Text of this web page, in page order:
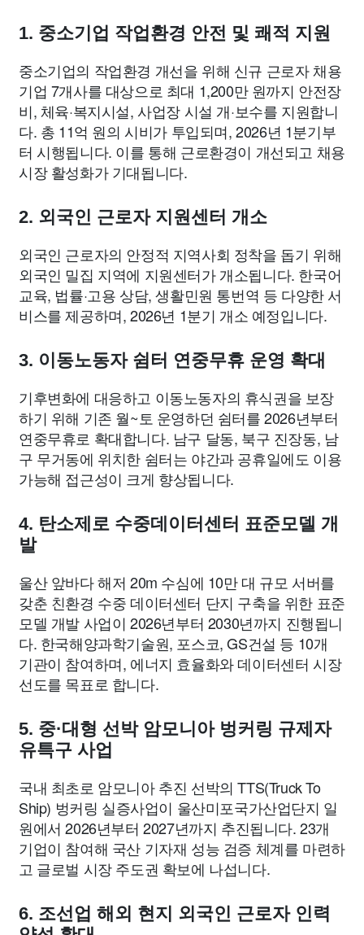
1. 중소기업 작업환경 안전 및 쾌적 지원
중소기업의 작업환경 개선을 위해 신규 근로자 채용
기업 7개사를 대상으로 최대 1,200만 원까지 안전장
비, 체육·복지시설, 사업장 시설 개·보수를 지원합니
다. 총 11억 원의 시비가 투입되며, 2026년 1분기부
터 시행됩니다. 이를 통해 근로환경이 개선되고 채용
시장 활성화가 기대됩니다.
2. 외국인 근로자 지원센터 개소
외국인 근로자의 안정적 지역사회 정착을 돕기 위해
외국인 밀집 지역에 지원센터가 개소됩니다. 한국어
교육, 법률·고용 상담, 생활민원 통번역 등 다양한 서
비스를 제공하며, 2026년 1분기 개소 예정입니다.
3. 이동노동자 쉼터 연중무휴 운영 확대
기후변화에 대응하고 이동노동자의 휴식권을 보장
하기 위해 기존 월~토 운영하던 쉼터를 2026년부터
연중무휴로 확대합니다. 남구 달동, 북구 진장동, 남
구 무거동에 위치한 쉼터는 야간과 공휴일에도 이용
가능해 접근성이 크게 향상됩니다.
4. 탄소제로 수중데이터센터 표준모델 개
발
울산 앞바다 해저 20m 수심에 10만 대 규모 서버를
갖춘 친환경 수중 데이터센터 단지 구축을 위한 표준
모델 개발 사업이 2026년부터 2030년까지 진행됩니
다. 한국해양과학기술원, 포스코, GS건설 등 10개
기관이 참여하며, 에너지 효율화와 데이터센터 시장
선도를 목표로 합니다.
5. 중·대형 선박 암모니아 벙커링 규제자
유특구 사업
국내 최초로 암모니아 추진 선박의 TTS(Truck To
Ship) 벙커링 실증사업이 울산미포국가산업단지 일
원에서 2026년부터 2027년까지 추진됩니다. 23개
기업이 참여해 국산 기자재 성능 검증 체계를 마련하
고 글로벌 시장 주도권 확보에 나섭니다.
6. 조선업 해외 현지 외국인 근로자 인력